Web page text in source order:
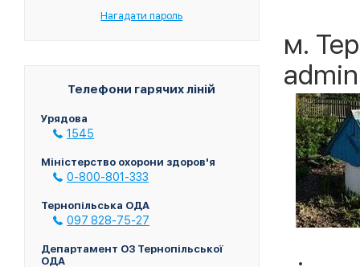
Нагадати пароль
Телефони гарячих ліній
Урядова
1545
Міністерство охорони здоров'я
0-800-801-333
Тернопільська ОДА
097 828-75-27
Департамент ОЗ Тернопільської
ОДА
м.